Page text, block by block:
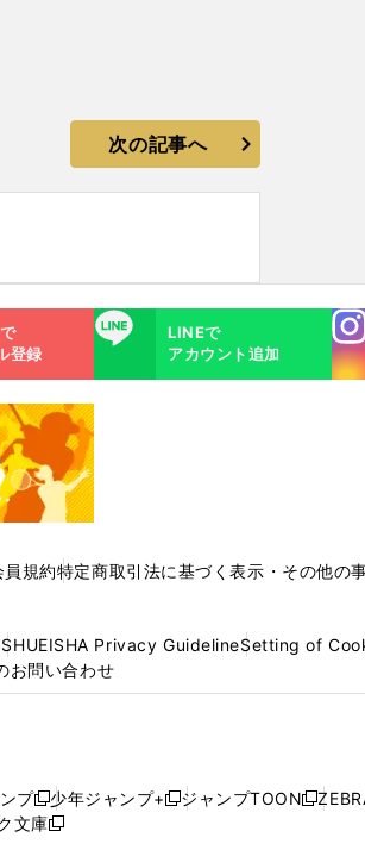
次の記事へ
登録
LINE
LINEで
アカウント追加
Instagra
m
規約特定商取引法に基づく表示・その他の
SHUEISHA Privacy GuidelineSetting of
お問い合わせ
プ
新
し
少年ジャンプ+
新
ジャンプTOON
新
文庫
新